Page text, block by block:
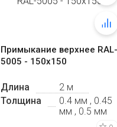
Примыкание верхнее
5005 - 150х150
Длина
2 м
Толщина
0.4 мм , 0.45
мм , 0.5 мм